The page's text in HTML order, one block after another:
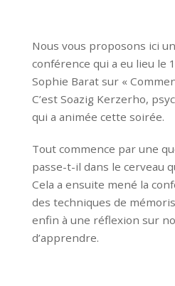
Nous vous proposons ici
conférence qui a eu lieu le
Sophie Barat sur «
C’est Soazig Kerzerho,
qui a animée cette soirée.
Tout commence par une
passe-t-il dans le cerveau
Cela a ensuite mené la
des techniques de
enfin à une réflexion sur
d’apprendre.